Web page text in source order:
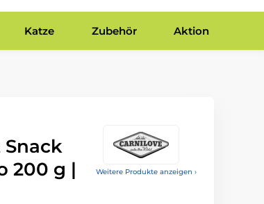
Katze Zubehör Aktion
Weitere Produkte anzeigen ›
Snack
200 g |